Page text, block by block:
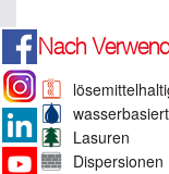
Nach
Lasuren
Dispersionen